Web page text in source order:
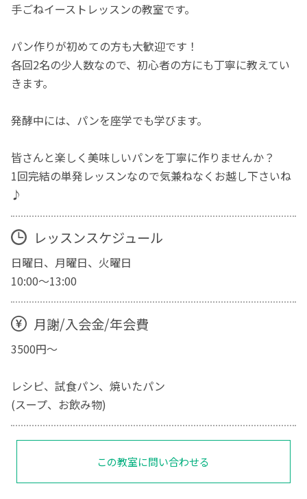
手ごねイーストレッスンの教室です。
パン作りが初めての方も大歓迎です！
各回2名の少人数なので、初心者の方にも丁寧に教えてい
きます。
発酵中には、パンを座学でも学びます。
皆さんと楽しく美味しいパンを丁寧に作りませんか？
1回完結の単発レッスンなので気兼ねなくお越し下さいね
♪
レッスンスケジュール
日曜日、月曜日、火曜日
10:00〜13:00
月謝/入会金/年会費
3500円〜
レシピ、試食パン、焼いたパン
(スープ、お飲み物)
この教室に問い合わせる